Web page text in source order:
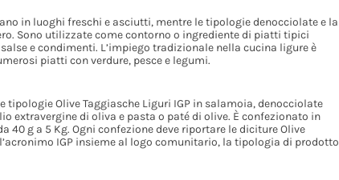
in luoghi freschi e asciutti, mentre le tipologie denocciolate e la
Sono utilizzate come contorno o ingrediente di piatti tipici
e condimenti. L’impiego tradizionale nella cucina ligure è
piatti con verdure, pesce e legumi.
Olive Taggiasche Liguri IGP in salamoia, denocciolate
extravergine di oliva e pasta o paté di olive. È confezionato in
40 g a 5 Kg. Ogni confezione deve riportare le diciture Olive
IGP insieme al logo comunitario, la tipologia di prodotto